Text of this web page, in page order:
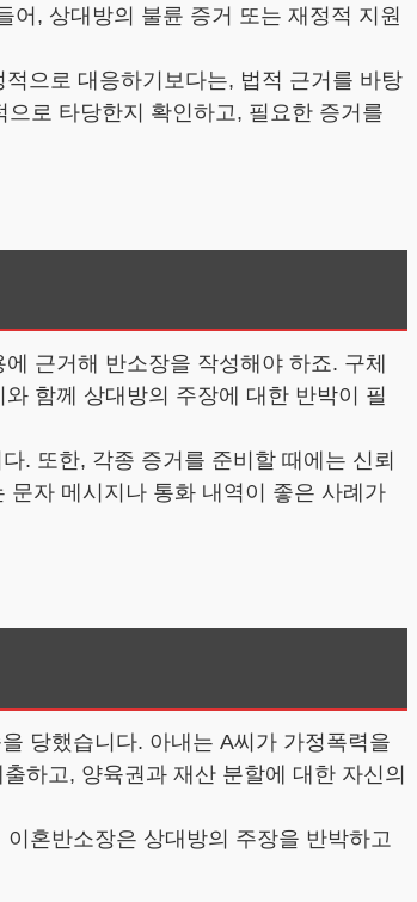
, 상대방의 불륜 증거 또는 재정적 지원
으로 대응하기보다는, 법적 근거를 바탕
로 타당한지 확인하고, 필요한 증거를
근거해 반소장을 작성해야 하죠. 구체
함께 상대방의 주장에 대한 반박이 필
. 또한, 각종 증거를 준비할 때에는 신뢰
자 메시지나 통화 내역이 좋은 사례가
당했습니다. 아내는 A씨가 가정폭력을
하고, 양육권과 재산 분할에 대한 자신의
혼반소장은 상대방의 주장을 반박하고